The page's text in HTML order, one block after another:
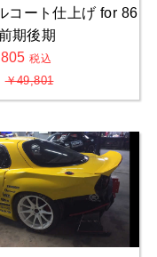
コート仕上げ for 86
期後期
税込
￥49,801